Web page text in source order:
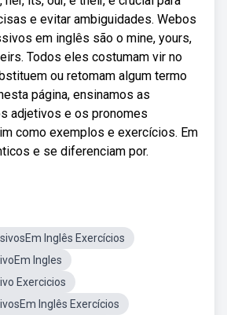
e evitar ambiguidades. Webos
em inglês são o mine, yours,
Todos eles costumam vir no
ou retomam algum termo
página, ensinamos as
adjetivos e os pronomes
como exemplos e exercícios. Em
e se diferenciam por.
Inglês Exercícios
Ingles
Exercicios
Inglês Exercícios